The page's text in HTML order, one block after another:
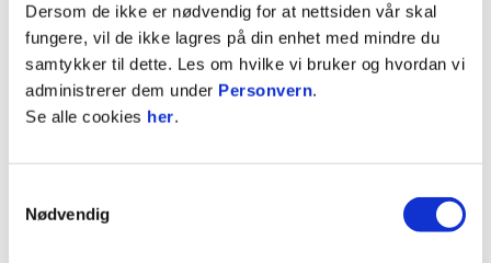
Dersom de ikke er nødvendig for at nettsiden vår skal
fungere, vil de ikke lagres på din enhet med mindre du
samtykker til dette. Les om hvilke vi bruker og hvordan vi
administrerer dem under Personvern.
Se alle cookies her.
Nødvendig
SISTE NYTT FRA SAMFUNNSAVDELINGEN